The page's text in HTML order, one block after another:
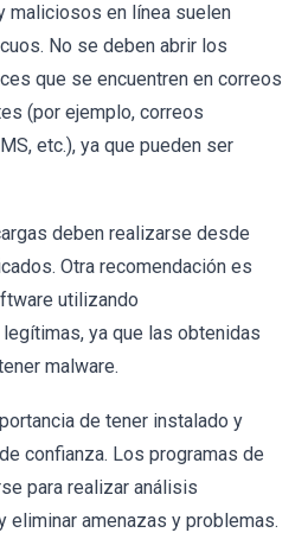
maliciosos en línea suelen
No se deben abrir los
que se encuentren en correos
(por ejemplo, correos
etc.), ya que pueden ser
deben realizarse desde
Otra recomendación es
utilizando
ya que las obtenidas
malware.
de tener instalado y
confianza. Los programas de
para realizar análisis
amenazas y problemas.